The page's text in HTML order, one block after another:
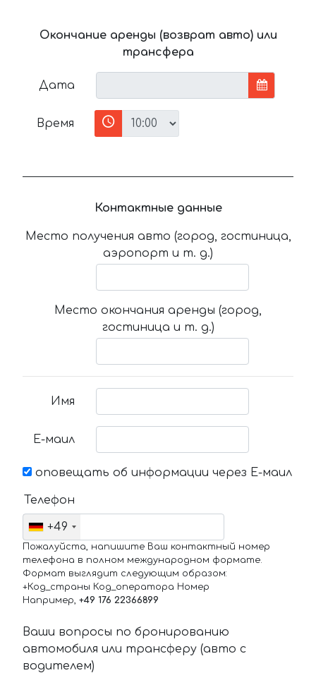
Окончание аренды (возврат авто) или
трансфера
Дата
Время
Контактные данные
Место получения авто (город, гостиница,
аэропорт и т. д.)
Место окончания аренды (город,
гостиница и т. д.)
Имя
Е-маил
оповещать об информации через Е-маил
Телефон
+49
Пожалуйста, напишите Ваш контактный номер
телефона в полном международном формате.
Формат выглядит следующим образом:
+Код_страны Код_оператора Номер
Например, +49 176 22366899
Ваши вопросы по бронированию
автомобиля или трансферу (авто с
водителем)